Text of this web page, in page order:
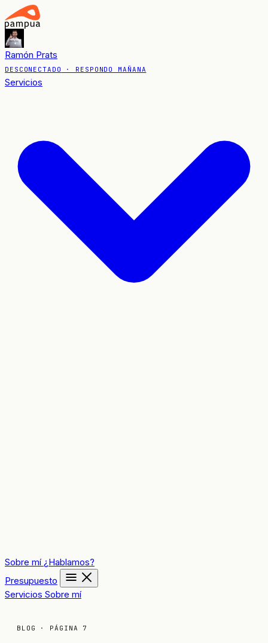
Ramón Prats
DESCONECTADO · RESPONDO MAÑANA
Servicios
Sobre mí ¿Hablamos?
Presupuesto
Servicios Sobre mí
BLOG · PÁGINA 7